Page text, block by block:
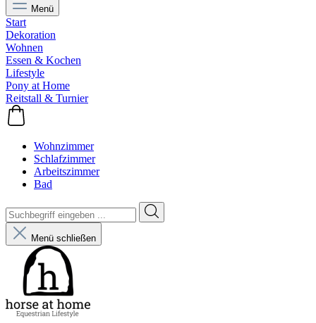
Menü
Start
Dekoration
Wohnen
Essen & Kochen
Lifestyle
Pony at Home
Reitstall & Turnier
Wohnzimmer
Schlafzimmer
Arbeitszimmer
Bad
Menü schließen